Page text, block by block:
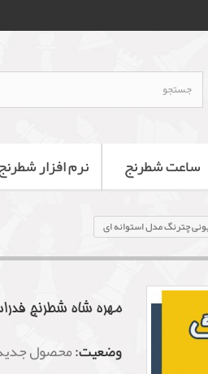
ساعت شطرنج نرم افزار
چترنگ مدل استوانه ای
مهره شاه شطرنج
وضعیت:محصول